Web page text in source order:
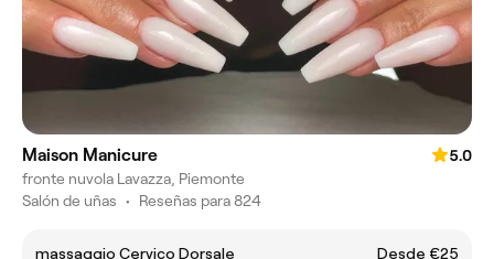
Maison Manicure
5.0
fronte nuvola Lavazza, Piemonte
Salón de uñas • Reseñas para 824
massaggio Cervico Dorsale
Desde €25